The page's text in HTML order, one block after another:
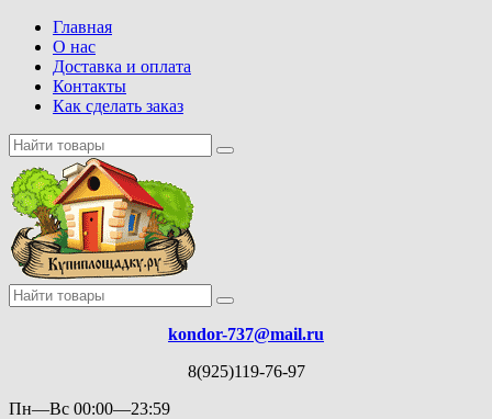
Главная
О нас
Доставка и оплата
Контакты
Как сделать заказ
kondor-737@mail.ru
8(925)119-76-97
Пн—Вс 00:00—23:59